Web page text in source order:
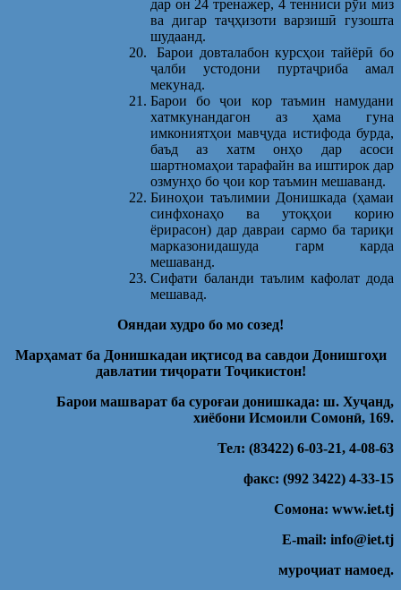
дар он 24 тренажер, 4 тенниси рўи миз
ва дигар таҷҳизоти варзишӣ гузошта
шудаанд.
Барои довталабон курсҳои тайёрӣ бо
ҷалби устодони пуртаҷриба амал
мекунад.
Барои бо ҷои кор таъмин намудани
хатмкунандагон аз ҳама гуна
имкониятҳои мавҷуда истифода бурда,
баъд аз хатм онҳо дар асоси
шартномаҳои тарафайн ва иштирок дар
озмунҳо бо ҷои кор таъмин мешаванд.
Биноҳои таълимии Донишкада (ҳамаи
синфхонаҳо ва утоқҳои корию
ёрирасон) дар давраи сармо ба тариқи
марказонидашуда гарм карда
мешаванд.
Сифати баланди таълим кафолат дода
мешавад.
Ояндаи худро бо мо созед!
Марҳамат ба Донишкадаи иқтисод ва савдои Донишгоҳи
давлатии тиҷорати Тоҷикистон!
Барои машварат ба суроғаи донишкада: ш. Хуҷанд,
хиёбони Исмоили Сомонӣ, 169.
Тел: (83422) 6-03-21, 4-08-63
факс: (992 3422) 4-33-15
Cомона: www.iet.tj
E-mail: info@iet.tj
муроҷиат намоед.